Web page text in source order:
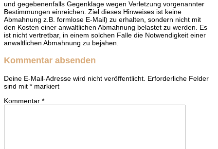
und gegebenenfalls Gegenklage wegen Verletzung vorgenannter
Bestimmungen einreichen. Ziel dieses Hinweises ist keine
Abmahnung z.B. formlose E-Mail) zu erhalten, sondern nicht mit
den Kosten einer anwaltlichen Abmahnung belastet zu werden. Es
ist nicht vertretbar, in einem solchen Falle die Notwendigkeit einer
anwaltlichen Abmahnung zu bejahen.
Kommentar absenden
Deine E-Mail-Adresse wird nicht veröffentlicht. Erforderliche Felder
sind mit * markiert
Kommentar *